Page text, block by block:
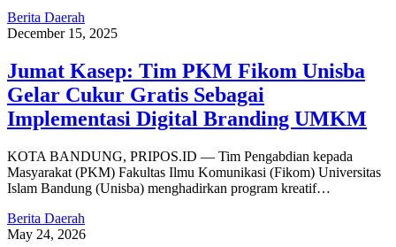
Berita Daerah
December 15, 2025
Jumat Kasep: Tim PKM Fikom Unisba
Gelar Cukur Gratis Sebagai
Implementasi Digital Branding UMKM
KOTA BANDUNG, PRIPOS.ID — Tim Pengabdian kepada
Masyarakat (PKM) Fakultas Ilmu Komunikasi (Fikom) Universitas
Islam Bandung (Unisba) menghadirkan program kreatif…
Berita Daerah
May 24, 2026